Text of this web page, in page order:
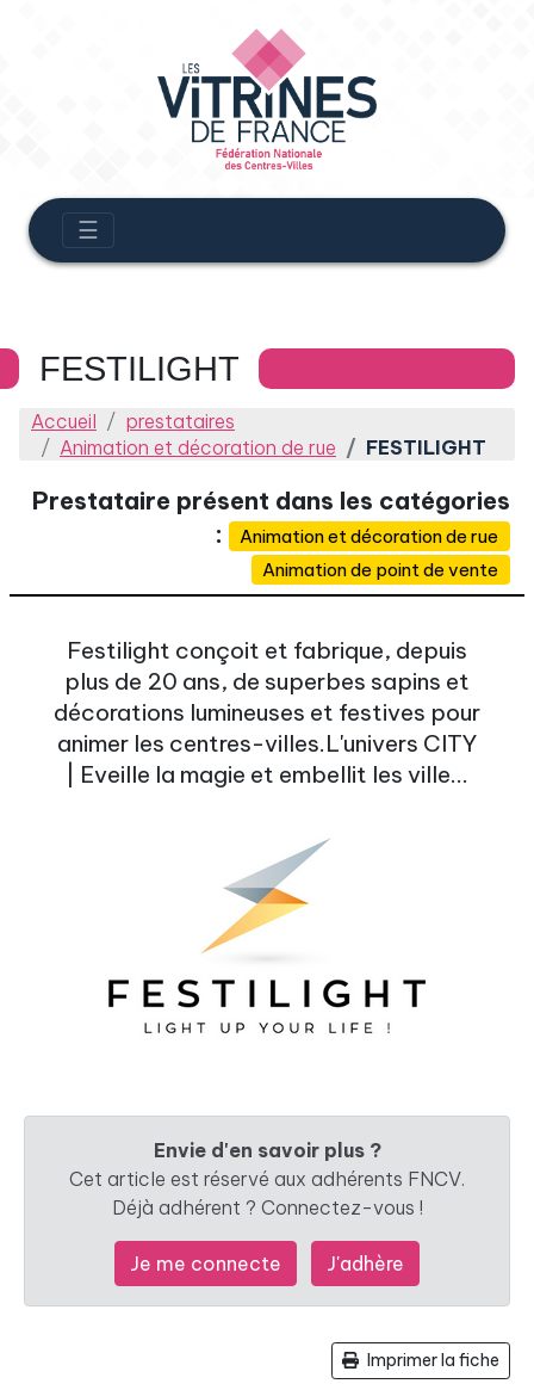
☰
FESTILIGHT
Accueil
prestataires
Animation et décoration de rue
FESTILIGHT
Prestataire présent dans les catégories
:
Animation et décoration de rue
Animation de point de vente
Festilight conçoit et fabrique, depuis
plus de 20 ans, de superbes sapins et
décorations lumineuses et festives pour
animer les centres-villes.L'univers CITY
| Eveille la magie et embellit les ville...
Envie d'en savoir plus ?
Cet article est réservé aux adhérents FNCV.
Déjà adhérent ? Connectez-vous !
Je me connecte J'adhère
Imprimer la fiche